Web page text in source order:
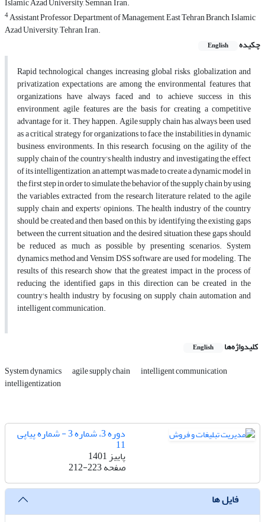
4Assistant Professor, Department of Management, East Tehran Branch, Islamic
Azad University, Tehran, Iran.
چکیده
English
Rapid technological changes, increasing global risks, globalization and
privatization expectations are among the environmental features that
organizations have always faced and to achieve success in this
environment, agile features are the basis for creating a competitive
advantage for it. They happen. Agile supply chain has always been used
as a critical strategy for organizations to face the instabilities in dynamic
business environments. In this research, focusing on the agility of the
supply chain of the country's health industry and investigating the effect
of its intelligentization, an attempt was made to create a dynamic model in
the first step in order to simulate the behavior of the supply chain by using
the variables extracted from the research literature related to the agile
supply chain and experts' opinions. The health industry of the country
should be created and then based on this, by identifying the existing gaps
between the current situation and the desired situation, these gaps should
be reduced as much as possible by presenting scenarios. System
dynamics method and Vensim DSS software are used for modeling. The
results of this research show that the greatest impact in the process of
reducing the identified gaps in this direction can be created in the
country's health industry by focusing on supply chain automation and
intelligent communication.
کلیدواژه‌ها English
System dynamics agile supply chain intelligent communication
intelligentization
دوره 3، شماره 3 - شماره پیاپی
11
پاییز 1401
صفحه212-223
فایل ها